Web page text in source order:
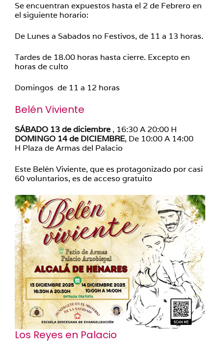
Se encuentran expuestos hasta el 2 de Febrero en
el siguiente horario:
De Lunes a Sabados no Festivos, de 11 a 13 horas.
Tardes de 18.00 horas hasta cierre. Excepto en
horas de culto
Domingos de 11 a 12 horas
Belén Viviente
SÁBADO 13 de diciembre , 16:30 A 20:00 H
DOMINGO 14 de DICIEMBRE, De 10:00 A 14:00
H Plaza de Armas del Palacio
Este Belén Viviente, que es protagonizado por casi
60 voluntarios, es de acceso gratuito
Los Reyes en Palacio